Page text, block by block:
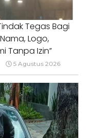
Tegas Bagi
Logo,
Tanpa Izin”
5 Agustus 2026